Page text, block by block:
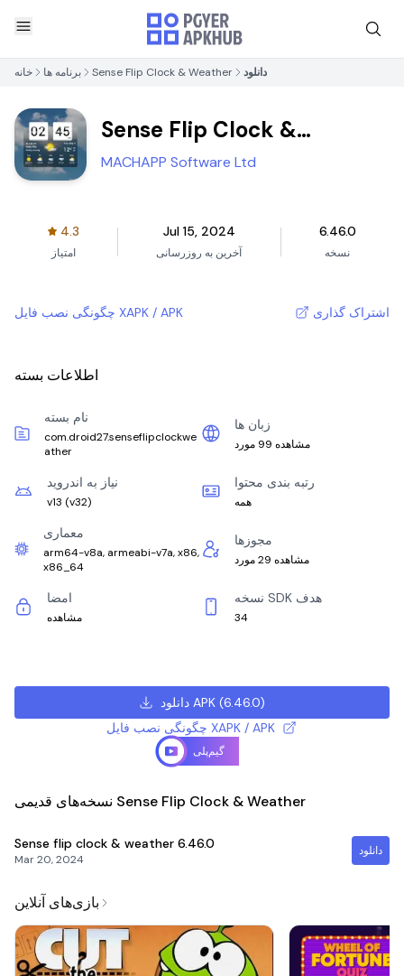
خانه برنامه ها Sense Flip Clock & Weather دانلود
Sense Flip Clock &
Weather
MACHAPP Software Ltd
4.3
امتیاز
Jul 15, 2024
آخرین به روزرسانی
6.46.0
نسخه
چگونگی نصب فایل XAPK / APK اشتراک گذاری
اطلاعات بسته
نام بسته
com.droid27.senseflipclockwe
ather
زبان ها
مشاهده 99 مورد
نیاز به اندروید
v13 (v32)
رتبه بندی محتوا
همه
معماری
arm64-v8a, armeabi-v7a, x86,
x86_64
مجوزها
مشاهده 29 مورد
امضا
مشاهده
نسخه SDK هدف
34
دانلود APK(6.46.0)
چگونگی نصب فایل XAPK / APK
گیم‌پلی
نسخه‌های قدیمی Sense Flip Clock & Weather
Sense flip clock & weather 6.46.0
Mar 20, 2024
دانلود
بازی‌های آنلاین